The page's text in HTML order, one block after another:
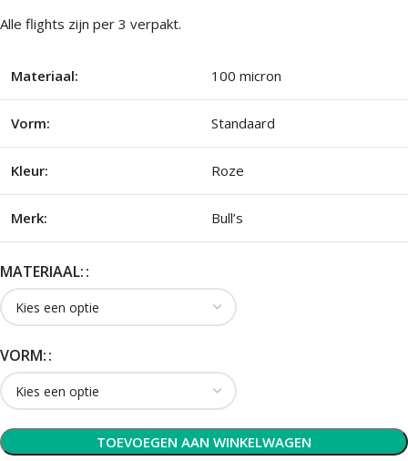
Alle flights zijn per 3 verpakt.
Materiaal: 100 micron
Vorm: Standaard
Kleur: Roze
Merk: Bull’s
MATERIAAL:
VORM:
TOEVOEGEN AAN WINKELWAGEN